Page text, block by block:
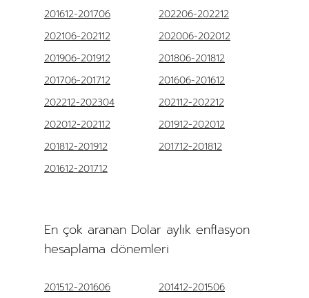
201612-201706
202206-202212
202106-202112
202006-202012
201906-201912
201806-201812
201706-201712
201606-201612
202212-202304
202112-202212
202012-202112
201912-202012
201812-201912
201712-201812
201612-201712
En çok aranan Dolar aylık enflasyon
hesaplama dönemleri
201512-201606
201412-201506